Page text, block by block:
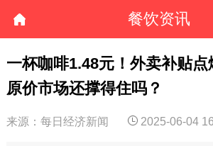
餐饮资讯
一杯咖啡1.48元！外卖补贴点
原价市场还撑得住吗？
来源：每日经济新闻 2025-06-04